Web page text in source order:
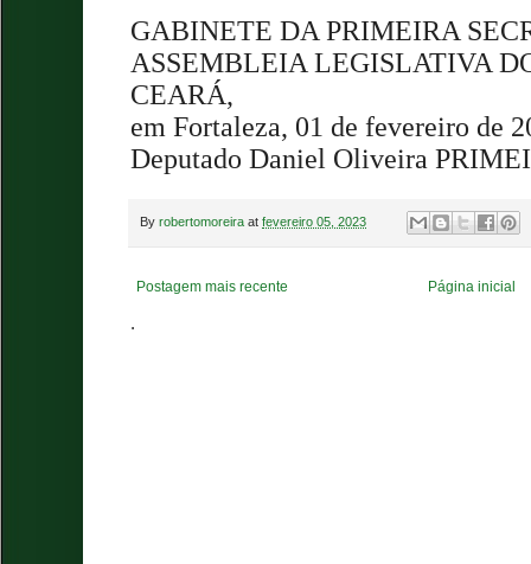
GABINETE DA PRIMEIRA
ASSEMBLEIA LEGISLATIVA
CEARÁ,
em Fortaleza, 01 de fevereiro de
Deputado Daniel Oliveira
By robertomoreira at fevereiro 05, 2023
Postagem mais recente Página inicial
.